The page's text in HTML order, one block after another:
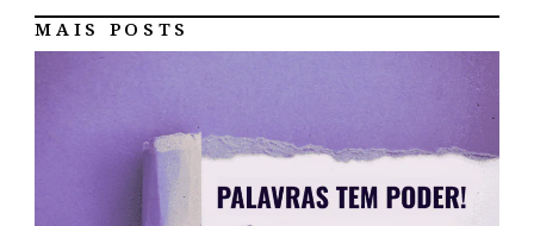
MAIS POSTS